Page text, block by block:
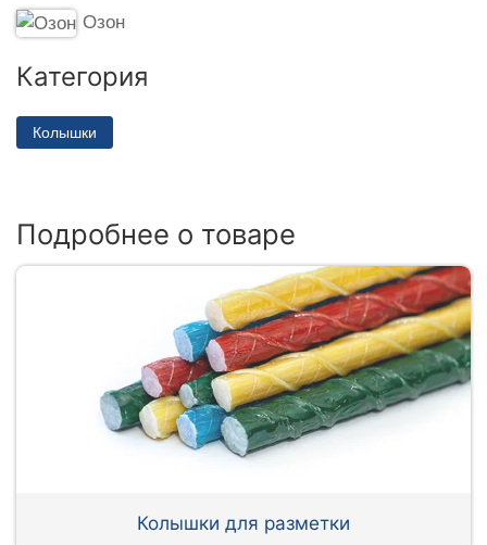
Озон
Категория
Колышки
Подробнее о товаре
Колышки для разметки